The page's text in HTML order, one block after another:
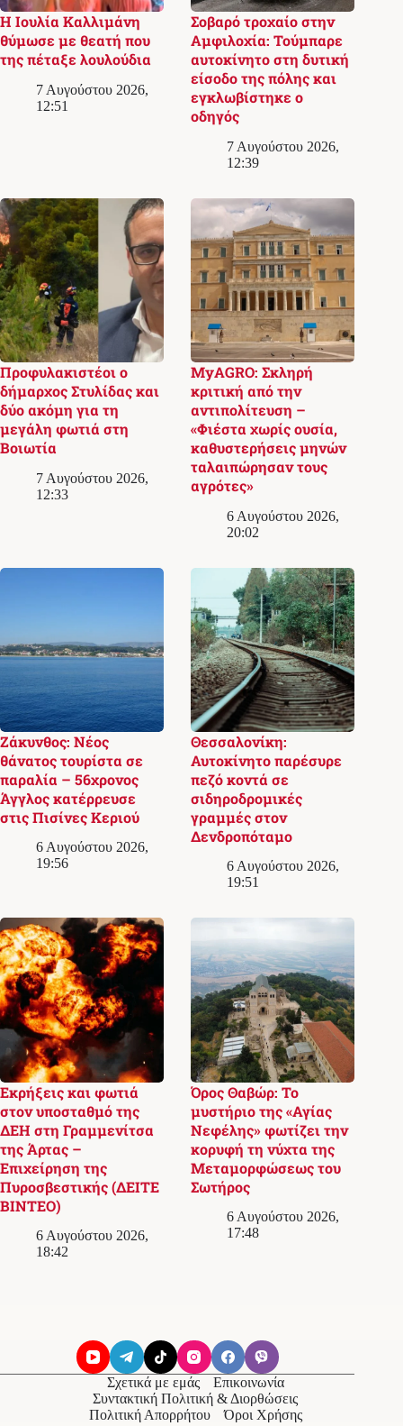
Η Ιουλία Καλλιμάνη
θύμωσε με θεατή που
της πέταξε λουλούδια
7 Αυγούστου 2026,
12:51
Σοβαρό τροχαίο στην
Αμφιλοχία: Τούμπαρε
αυτοκίνητο στη δυτική
είσοδο της πόλης και
εγκλωβίστηκε ο
οδηγός
7 Αυγούστου 2026,
12:39
Προφυλακιστέοι ο
δήμαρχος Στυλίδας και
δύο ακόμη για τη
μεγάλη φωτιά στη
Βοιωτία
7 Αυγούστου 2026,
12:33
MyAGRO: Σκληρή
κριτική από την
αντιπολίτευση –
«Φιέστα χωρίς ουσία,
καθυστερήσεις μηνών
ταλαιπώρησαν τους
αγρότες»
6 Αυγούστου 2026,
20:02
Ζάκυνθος: Νέος
θάνατος τουρίστα σε
παραλία – 56χρονος
Άγγλος κατέρρευσε
στις Πισίνες Κεριού
6 Αυγούστου 2026,
19:56
Θεσσαλονίκη:
Αυτοκίνητο παρέσυρε
πεζό κοντά σε
σιδηροδρομικές
γραμμές στον
Δενδροπόταμο
6 Αυγούστου 2026,
19:51
Εκρήξεις και φωτιά
στον υποσταθμό της
ΔΕΗ στη Γραμμενίτσα
της Άρτας –
Επιχείρηση της
Πυροσβεστικής (ΔΕΙΤΕ
ΒΙΝΤΕΟ)
6 Αυγούστου 2026,
18:42
Όρος Θαβώρ: Το
μυστήριο της «Αγίας
Νεφέλης» φωτίζει την
κορυφή τη νύχτα της
Μεταμορφώσεως του
Σωτήρος
6 Αυγούστου 2026,
17:48
Σχετικά με εμάς
Επικοινωνία
Συντακτική Πολιτική & Διορθώσεις
Πολιτική Απορρήτου
Όροι Χρήσης